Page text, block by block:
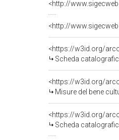
<https://w3id.org/
Scheda
<https://w3id.org/
Misure del bene
<https://w3id.org/
Scheda